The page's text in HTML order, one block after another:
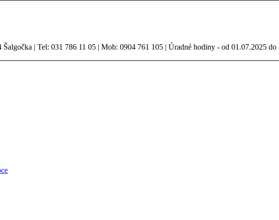
| Tel: 031 786 11 05 | Mob: 0904 761 105 | Úradné hodiny - od 01.07.2025